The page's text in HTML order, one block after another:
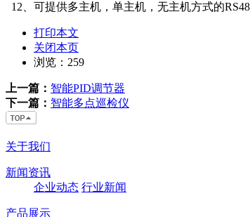
12、可提供多主机，单主机，无主机方式的
打印本文
关闭本页
浏览： 259
上一篇： 智能PID调节器
下一篇： 智能多点巡检仪
关于我们
新闻资讯
企业动态 行业新闻
产品展示